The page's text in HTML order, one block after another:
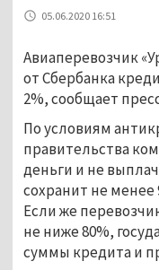
05.06.2020 16:51
Авиаперевозчик
от Сбербанка
2%, сообщает
По условиям
правительства
деньги и не
сохранит не менее
Если же
не ниже 80%,
суммы кредита и